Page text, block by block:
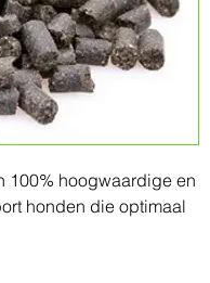
100% hoogwaardige en
honden die optimaal